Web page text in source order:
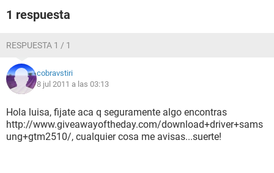
1 respuesta
RESPUESTA 1 / 1
cobravstiri
8 jul 2011 a las 03:13
Hola luisa, fijate aca q seguramente algo encontras
http://www.giveawayoftheday.com/download+driver+sams
ung+gtm2510/, cualquier cosa me avisas...suerte!